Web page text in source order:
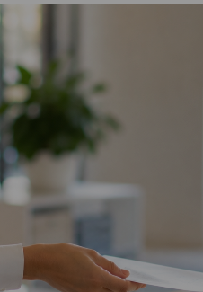
vertinimas
Pranešėjų apsauga
Asmens duomenų apsauga